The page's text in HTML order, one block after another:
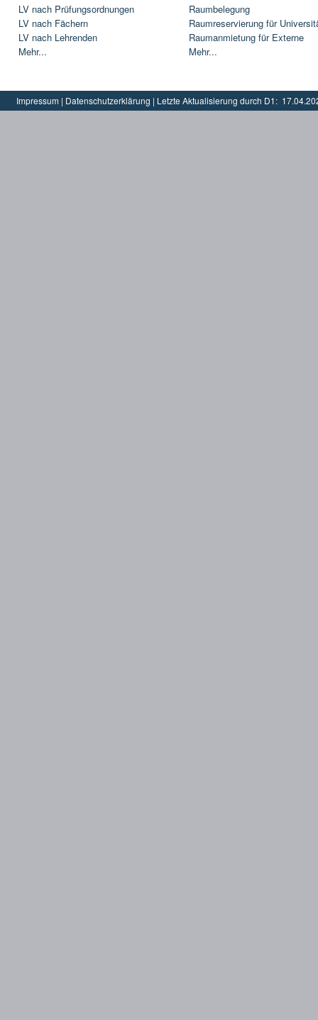
LV nach Prüfungsordnungen
LV nach Fächern
LV nach Lehrenden
Mehr...
Raumbelegung
Raumreservierung für
Raumanmietung für Externe
Mehr...
Impressum | Datenschutzerklärung | Letzte Aktualisierung durch D1: